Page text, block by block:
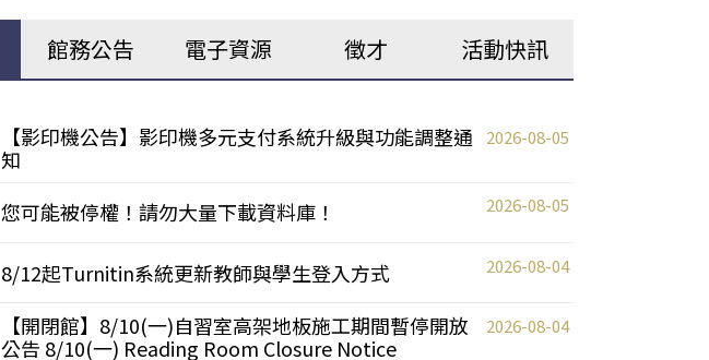
館務公告 電子資源 徵才 活動快訊
【影印機公告】影印機多元支付系統升級與功能調整通
知
2026-08-05
您可能被停權！請勿大量下載資料庫！ 2026-08-05
8/12起Turnitin系統更新教師與學生登入方式 2026-08-04
【開閉館】8/10(一)自習室高架地板施工期間暫停開放
公告 8/10(一) Reading Room Closure Notice
2026-08-04